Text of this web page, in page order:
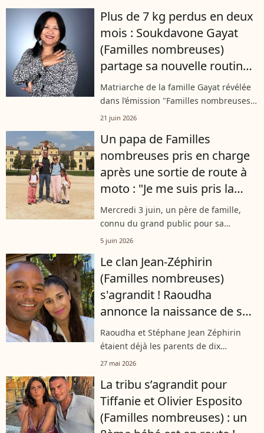
une impressionnante évolution
physique,...
Plus de 7 kg perdus en deux
mois : Soukdavone Gayat
(Familles nombreuses)
partage sa nouvelle routine
sportive
Matriarche de la famille Gayat révélée
dans l’émission "Familles nombreuses :
la vie en XXL" sur TF1 en 2020,
partager des moments de son
quotidien avec...
21 juin 2026
Un papa de Familles
nombreuses pris en charge
après une sortie de route à
moto : "Je me suis pris la
voiture de plein fouet"
Mercredi 3 juin, un père de famille,
connu du grand public pour sa
participation à Familles nombreuses :
une voiture en se rendant au travail....
5 juin 2026
Le clan Jean-Zéphirin
(Familles nombreuses)
s'agrandit ! Raoudha
annonce la naissance de son
11e bébé et partage une
photo
Raoudha et Stéphane Jean Zéphirin
étaient déjà les parents de dix
charmants enfants : Maël, Deynis,
Rubenn, Léandre, Romane et Jules.
Désormais, un onzième...
27 mai 2026
La tribu s’agrandit pour
Tiffanie et Olivier Esposito
(Familles nombreuses) : un